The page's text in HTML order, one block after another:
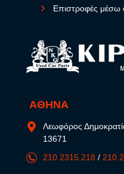
Επιστροφές μέσω
ΑΘΗΝΑ
Λεωφόρος
13671
210.2315.218 /